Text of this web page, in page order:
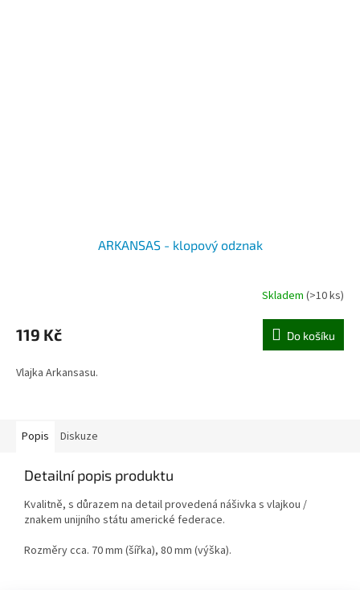
ARKANSAS - klopový odznak
Skladem (>10 ks)
119 Kč Do košíku
Vlajka Arkansasu.
Popis Diskuze
Detailní popis produktu
Kvalitně, s důrazem na detail provedená nášivka s vlajkou /
znakem unijního státu americké federace.
Rozměry cca. 70 mm (šířka), 80 mm (výška).